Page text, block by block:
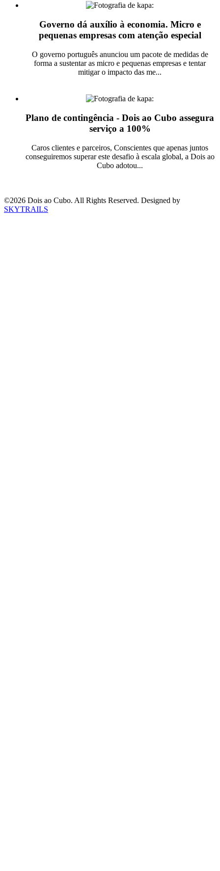
Governo dá auxílio à economia. Micro e
pequenas empresas com atenção especial
O governo português anunciou um pacote de medidas de
forma a sustentar as micro e pequenas empresas e tentar
mitigar o impacto das me...
Plano de contingência - Dois ao Cubo assegura
serviço a 100%
Caros clientes e parceiros, Conscientes que apenas juntos
conseguiremos superar este desafio à escala global, a Dois ao
Cubo adotou...
©2026 Dois ao Cubo. All Rights Reserved. Designed by
SKYTRAILS